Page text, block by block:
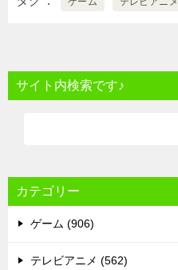
サイト内検索です♪
カテゴリー
ゲーム (906)
テレビアニメ (562)